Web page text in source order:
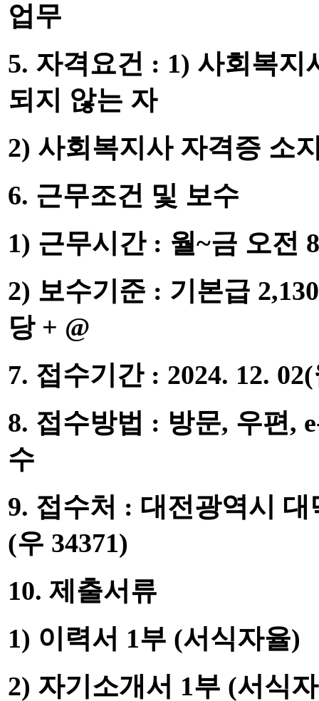
업무
5. 자격요건 : 1) 사회복지
되지 않는 자
2) 사회복지사 자격증 소
6. 근무조건 및 보수
1) 근무시간 : 월~금 오전 8
2) 보수기준 : 기본급
당 + @
7. 접수기간 : 2024. 12. 02(
8. 접수방법 : 방문, 우편,
수
9. 접수처 : 대전광역시
(우 34371)
10. 제출서류
1) 이력서 1부 (서식자율)
2) 자기소개서 1부 (서식